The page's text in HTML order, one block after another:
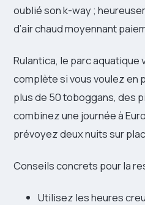
oublié son k-way ;
d’air chaud moyennant
Rulantica, le parc aquatique
complète si vous voulez en
plus de 50 toboggans, des
combinez une journée à
prévoyez deux nuits sur
Conseils concrets pour la
Utilisez les heures